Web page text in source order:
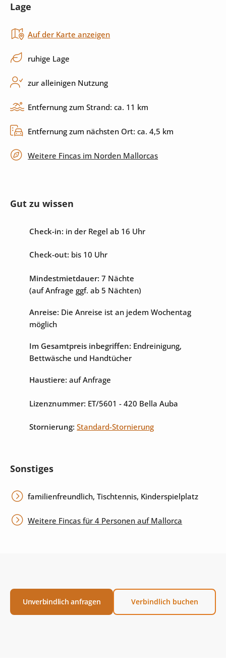
Backofen
Küchenutensilien
Außenbereich
Pool Sonnenliegen
Unterhaltung
Spielplatz
Lage
Auf der Karte anzeigen
ruhige Lage
zur alleinigen Nutzung
Entfernung zum Strand: ca. 11 km
Entfernung zum nächsten Ort: ca. 4,5 km
Weitere Fincas im Norden Mallorcas
Gut zu wissen
Check-in: in der Regel ab 16 Uhr
Check-out: bis 10 Uhr
Mindestmietdauer: 7 Nächte
(auf Anfrage ggf. ab 5 Nächten)
Anreise: Die Anreise ist an jedem Wochentag
möglich
Im Gesamtpreis inbegriffen: Endreinigung,
Bettwäsche und Handtücher
Haustiere: auf Anfrage
Lizenznummer: ET/5601 - 420 Bella Auba
Stornierung: Standard-Stornierung
Sonstiges
familienfreundlich, Tischtennis, Kinderspielplatz
Weitere Fincas für 4 Personen auf Mallorca
Unverbindlich anfragen Verbindlich buchen